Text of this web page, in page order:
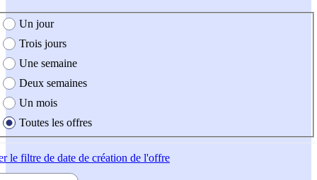
création de l'offre
Un jour
Trois jours
Une semaine
Deux semaines
Un mois
Toutes les offres
le filtre de date de création de l'offre